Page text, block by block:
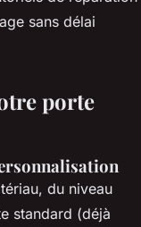
sans délai
porte
du niveau
standard (déjà